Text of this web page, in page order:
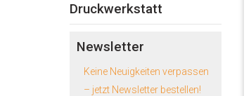
Druckwerkstatt
Newsletter
Keine Neuigkeiten verpassen
– jetzt Newsletter bestellen!